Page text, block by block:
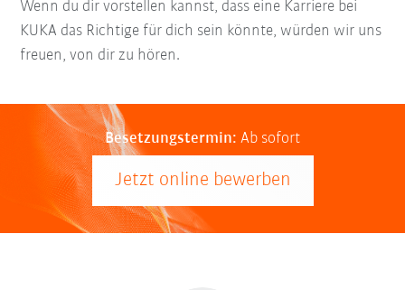
Wenn du dir vorstellen kannst, dass eine Karriere bei
KUKA das Richtige für dich sein könnte, würden wir uns
freuen, von dir zu hören.
Besetzungstermin: Ab sofort
Jetzt online bewerben